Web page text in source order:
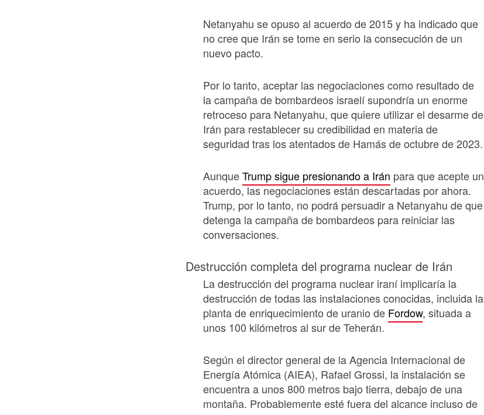
Netanyahu se opuso al acuerdo de 2015 y ha indicado que
no cree que Irán se tome en serio la consecución de un
nuevo pacto.
Por lo tanto, aceptar las negociaciones como resultado de
la campaña de bombardeos israelí supondría un enorme
retroceso para Netanyahu, que quiere utilizar el desarme de
Irán para restablecer su credibilidad en materia de
seguridad tras los atentados de Hamás de octubre de 2023.
AunqueTrump sigue presionando a Irán para que acepte un
acuerdo, las negociaciones están descartadas por ahora.
Trump, por lo tanto, no podrá persuadir a Netanyahu de que
detenga la campaña de bombardeos para reiniciar las
conversaciones.
Destrucción completa del programa nuclear de Irán
La destrucción del programa nuclear iraní implicaría la
destrucción de todas las instalaciones conocidas, incluida la
planta de enriquecimiento de uranio de Fordow, situada a
unos 100 kilómetros al sur de Teherán.
Según el director general de la Agencia Internacional de
Energía Atómica (AIEA), Rafael Grossi, la instalación se
encuentra a unos 800 metros bajo tierra, debajo de una
montaña. Probablemente esté fuera del alcance incluso de